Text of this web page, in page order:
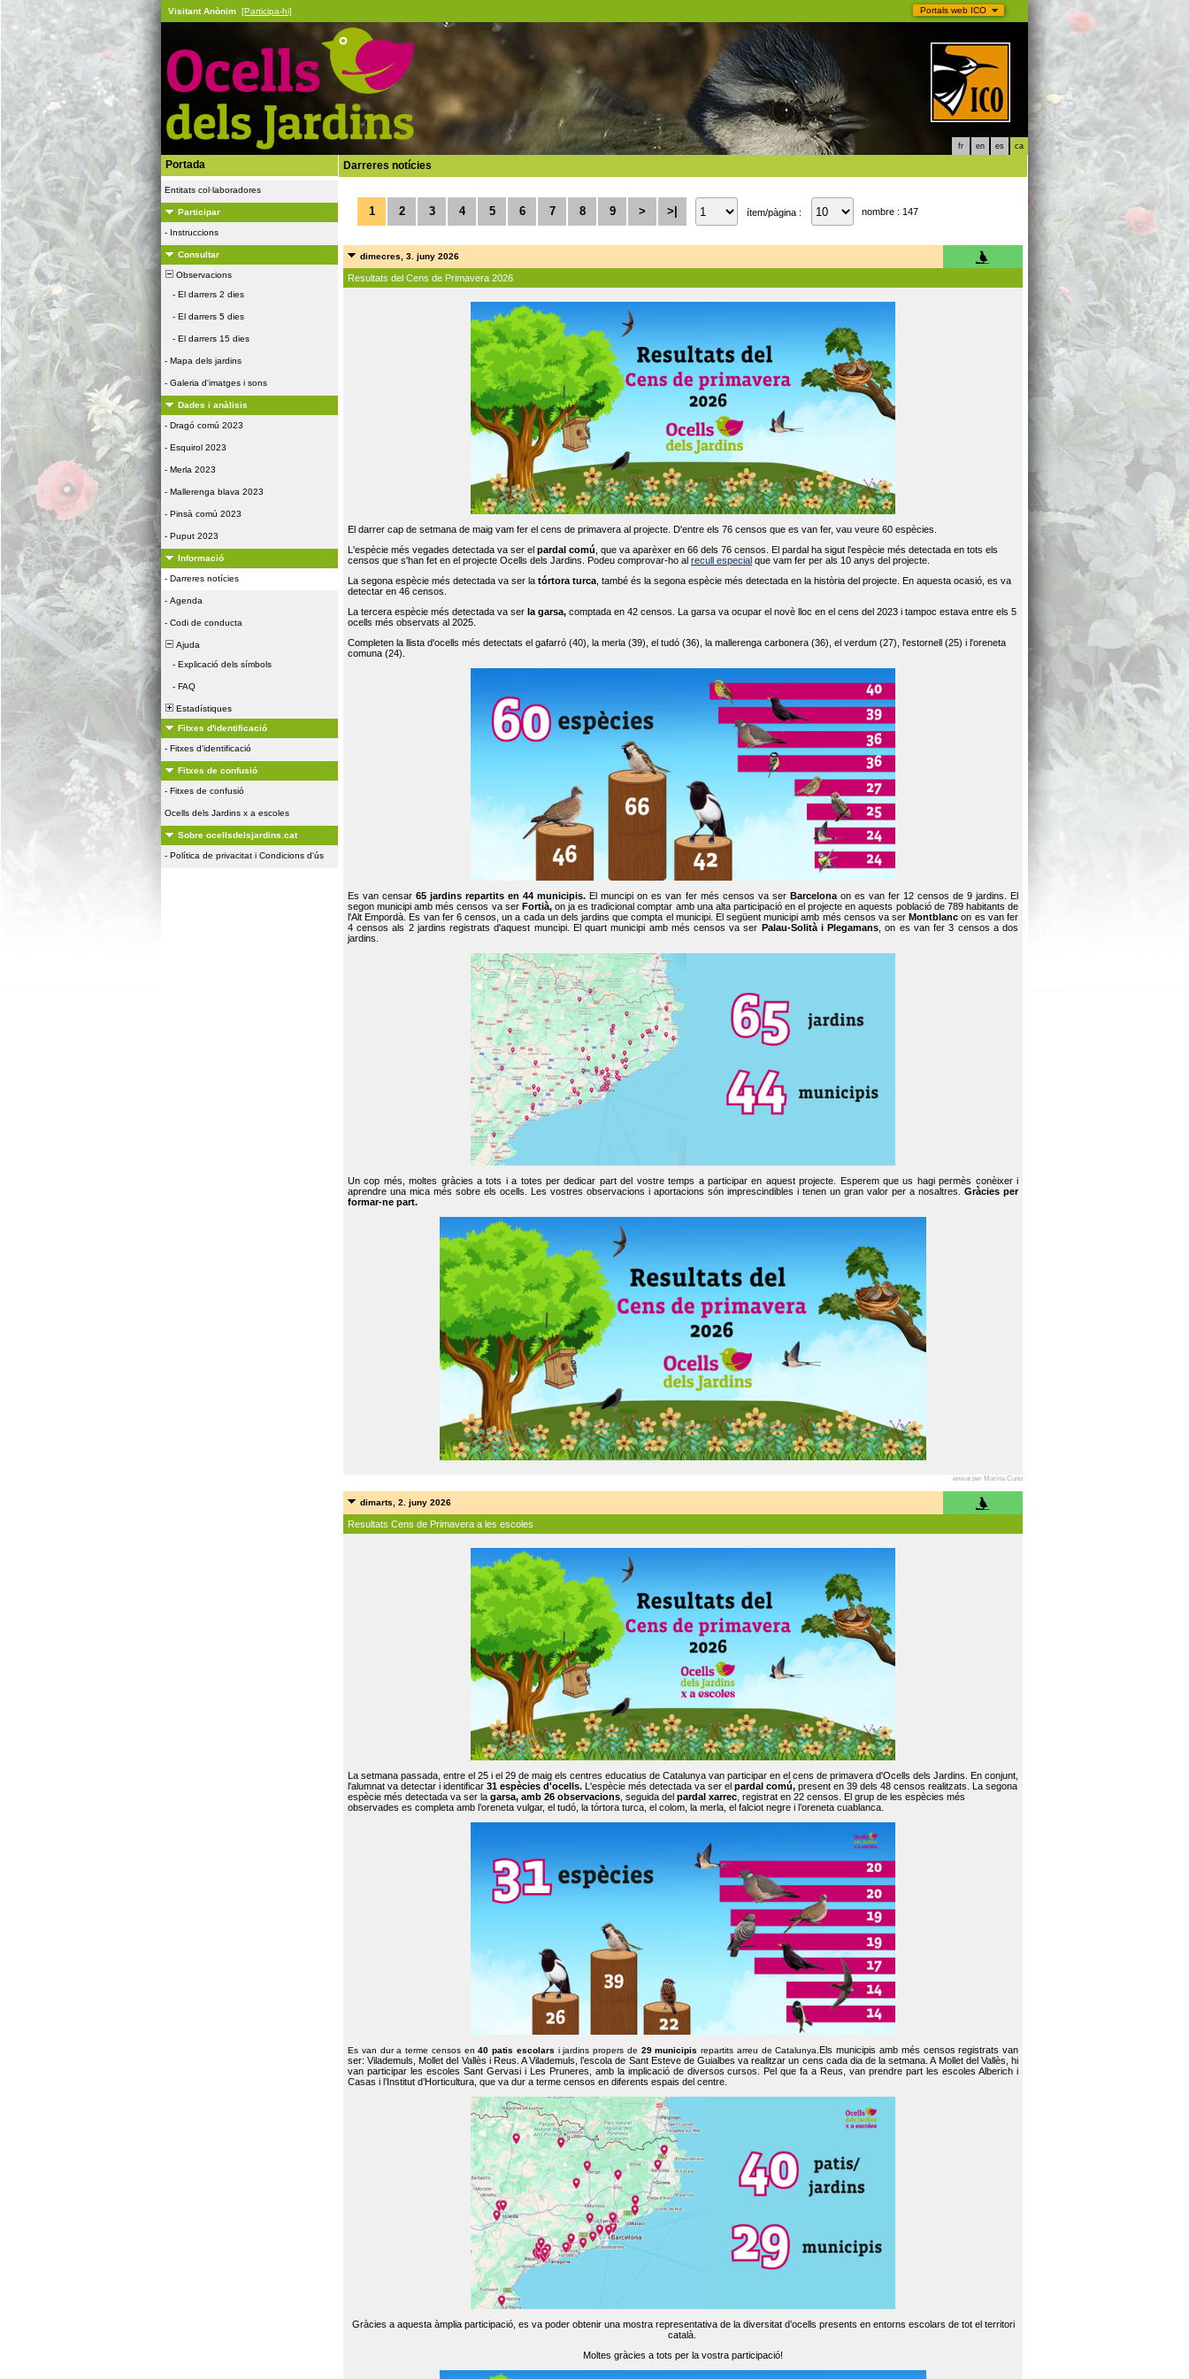
Portals web ICO
Visitant Anònim [Participa-hi]
fr en es ca
Portada
Entitats col·laboradores
Participar
- Instruccions
Consultar
Observacions
- El darrers 2 dies
- El darrers 5 dies
- El darrers 15 dies
- Mapa dels jardins
- Galeria d'imatges i sons
Dades i anàlisis
- Dragó comú 2023
- Esquirol 2023
- Merla 2023
- Mallerenga blava 2023
- Pinsà comú 2023
- Puput 2023
Informació
- Darreres notícies
- Agenda
- Codi de conducta
Ajuda
- Explicació dels símbols
- FAQ
Estadístiques
Fitxes d'identificació
- Fitxes d'identificació
Fitxes de confusió
- Fitxes de confusió
Ocells dels Jardins x a escoles
Sobre ocellsdelsjardins.cat
- Política de privacitat i Condicions d'ús
Darreres notícies
1 2 3 4 5 6 7 8 9 > >| ítem/pàgina : nombre : 147
dimecres, 3. juny 2026
Resultats del Cens de Primavera 2026
El darrer cap de setmana de maig vam fer el cens de primavera al projecte. D'entre els 76 censos que es van fer, vau veure 60 espècies.
L'espècie més vegades detectada va ser el pardal comú , que va aparèxer en 66 dels 76 censos. El pardal ha sigut l'espècie més detectada en tots els
censos que s'han fet en el projecte Ocells dels Jardins. Podeu comprovar-ho al recull especial que vam fer per als 10 anys del projecte.
La segona espècie més detectada va ser la tórtora turca , també és la segona espècie més detectada en la història del projecte. En aquesta ocasió, es va
detectar en 46 censos.
La tercera espècie més detectada va ser la garsa, comptada en 42 censos. La garsa va ocupar el novè lloc en el cens del 2023 i tampoc estava entre els 5
ocells més observats al 2025.
Completen la llista d'ocells més detectats el gafarró (40), la merla (39), el tudó (36), la mallerenga carbonera (36), el verdum (27), l'estornell (25) i l'oreneta
comuna (24).
Es van censar65 jardins repartits en 44 municipis. El muncipi on es van fer més censos va ser Barcelonaon es van fer 12 censos de 9 jardins. El
segon municipi amb més censos va ser Fortià, on ja es tradicional comptar amb una alta participació en el projecte en aquests població de 789 habitants de
l'Alt Empordà. Es van fer 6 censos, un a cada un dels jardins que compta el municipi. El següent municipi amb més censos va serMontblanc on es van fer
4 censos als 2 jardins registrats d'aquest muncipi. El quart municipi amb més censos va ser Palau-Solità i Plegamans , on es van fer 3 censos a dos
jardins.
Un cop més, moltes gràcies a tots i a totes per dedicar part del vostre temps a participar en aquest projecte. Esperem que us hagi permès conèixer i
aprendre una mica més sobre els ocells. Les vostres observacions i aportacions són imprescindibles i tenen un gran valor per a nosaltres. Gràcies per
formar-ne part.
enviat per Marina Cuito
dimarts, 2. juny 2026
Resultats Cens de Primavera a les escoles
La setmana passada, entre el 25 i el 29 de maig els centres educatius de Catalunya van participar en el cens de primavera d'Ocells dels Jardins. En conjunt,
l'alumnat va detectar i identificar 31 espècies d'ocells. L'espècie més detectada va ser el pardal comú, present en 39 dels 48 censos realitzats. La segona
espècie més detectada va ser la garsa, amb 26 observacions , seguida del pardal xarrec , registrat en 22 censos. El grup de les espècies més
observades es completa amb l’oreneta vulgar, el tudó, la tórtora turca, el colom, la merla, el falciot negre i l’oreneta cuablanca.
Es van dur a terme censos en40 patis escolars i jardins propers de 29 municipis repartits arreu de Catalunya. Els municipis amb més censos registrats van
ser: Vilademuls, Mollet del Vallès i Reus. A Vilademuls, l’escola de Sant Esteve de Guialbes va realitzar un cens cada dia de la setmana. A Mollet del Vallès, hi
van participar les escoles Sant Gervasi i Les Pruneres, amb la implicació de diversos cursos. Pel que fa a Reus, van prendre part les escoles Alberich i
Casas i l’Institut d’Horticultura, que va dur a terme censos en diferents espais del centre.
Gràcies a aquesta àmplia participació, es va poder obtenir una mostra representativa de la diversitat d’ocells presents en entorns escolars de tot el territori
català.
Moltes gràcies a tots per la vostra participació!